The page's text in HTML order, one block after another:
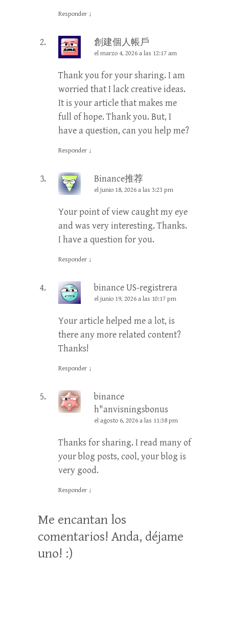
Responder ↓
創建個人帳戶
el marzo 4, 2026 a las 12:17 am
Thank you for your sharing. I am
worried that I lack creative ideas.
It is your article that makes me
full of hope. Thank you. But, I
have a question, can you help me?
Responder ↓
Binance推荐
el junio 18, 2026 a las 3:23 pm
Your point of view caught my eye
and was very interesting. Thanks.
I have a question for you.
Responder ↓
binance US-registrera
el junio 19, 2026 a las 10:17 pm
Your article helped me a lot, is
there any more related content?
Thanks!
Responder ↓
binance
h"anvisningsbonus
el agosto 6, 2026 a las 11:38 pm
Thanks for sharing. I read many of
your blog posts, cool, your blog is
very good.
Responder ↓
Me encantan los
comentarios! Anda, déjame
uno! :)